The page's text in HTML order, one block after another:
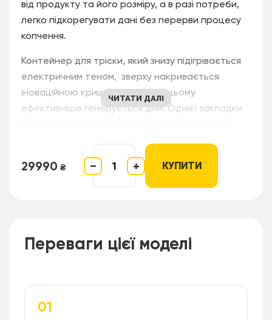
від продукту та його розміру, а в разі потреби,
легко підкорегувати дані без перерви процесу
копчення.
Контейнер для тріски, який знизу підігрівається
електричним теном, зверху накривається
іноваційною кришкою. Завдяки цьому
ефективніше генерується дим. Однієї закладки
Скляна поверхня герметичної дверці, дозволяє
візуально стежити за процесом приготування.
Програмуючи на низьку температуру, коптильню
процес копчення на відстані. Має колеса, для
зручного переміщення.
ЧИТАТИ ДАЛІ
29990 ₴ − + КУПИТИ
Переваги цієї моделі
01